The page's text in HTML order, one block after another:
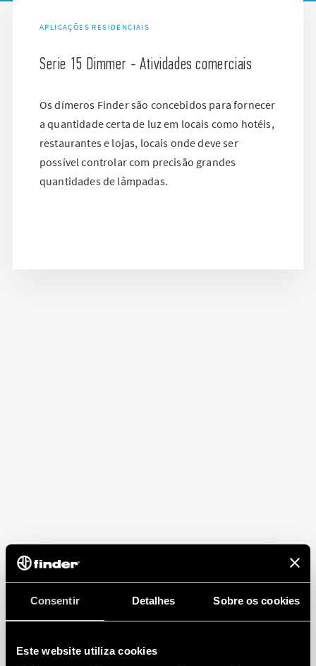
Consentir Detalhes Sobre os cookies
Este website utiliza cookies
APLICAÇÕES RESIDENCIAIS
Serie 15 Dimmer - Atividades comerciais
Os dímeros Finder são concebidos para fornecer
a quantidade certa de luz em locais como hotéis,
restaurantes e lojas, locais onde deve ser
possível controlar com precisão grandes
quantidades de lâmpadas.